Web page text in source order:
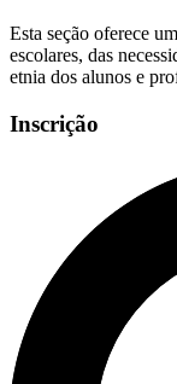
Esta seção oferece
escolares, das
etnia dos alunos e
Inscrição